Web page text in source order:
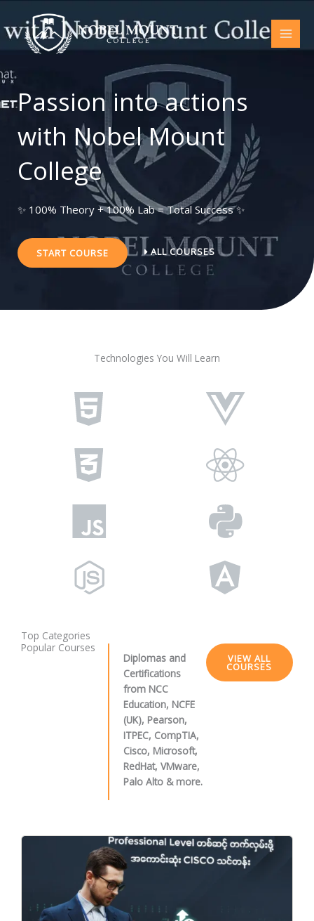
content
Passion into actions
with Nobel Mount
College
✨ 100% Theory + 100% Lab = Total Success ✨
START COURSE ALL COURSES
Technologies You Will Learn
Top Categories
Popular Courses
Diplomas and
Certifications
from NCC
Education, NCFE
(UK), Pearson,
ITPEC, CompTIA,
Cisco, Microsoft,
RedHat, VMware,
Palo Alto & more.
VIEW ALL
COURSES